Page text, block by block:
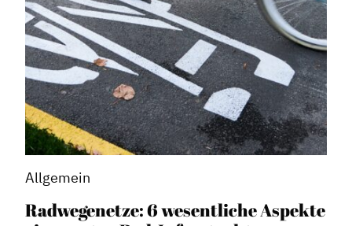
Allgemein
Radwegenetze: 6 wesentliche Aspekte